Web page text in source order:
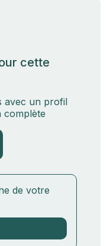
cette
avec un profil
complète
de votre